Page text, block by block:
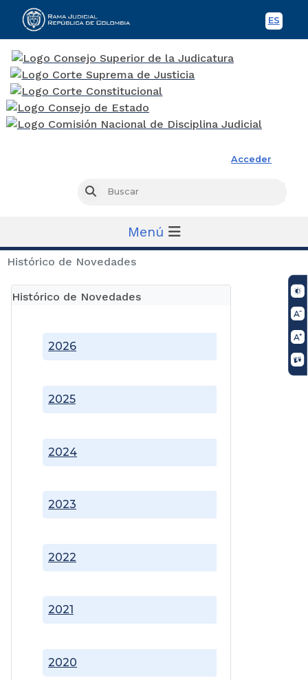
ES
Acceder
Buscar
Menú
Histórico de Novedades
Histórico de Novedades
2020
2021
2022
2023
2024
2025
2026